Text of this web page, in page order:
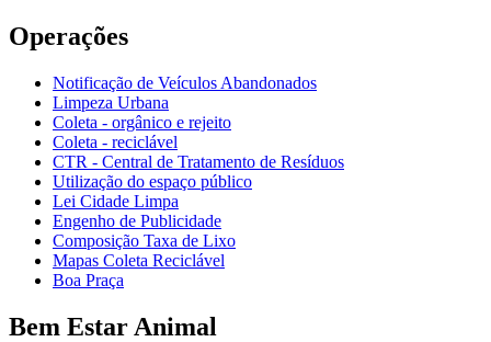
Operações
Notificação de Veículos Abandonados
Limpeza Urbana
Coleta - orgânico e rejeito
Coleta - reciclável
CTR - Central de Tratamento de Resíduos
Utilização do espaço público
Lei Cidade Limpa
Engenho de Publicidade
Composição Taxa de Lixo
Mapas Coleta Reciclável
Boa Praça
Bem Estar Animal